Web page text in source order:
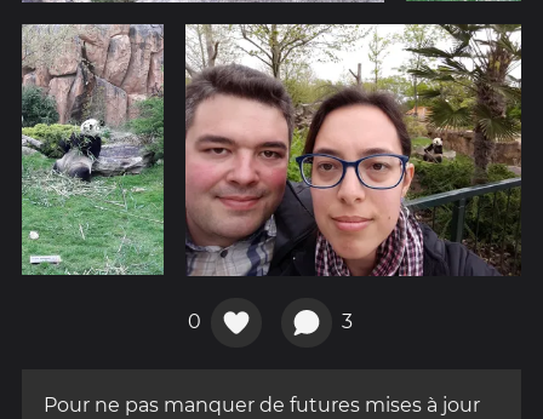
0 3
Pour ne pas manquer de futures mises à jour